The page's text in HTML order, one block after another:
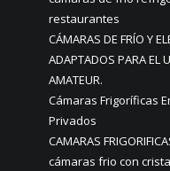
restaurantes
CÁMARAS DE FRÍO Y
ADAPTADOS PARA EL
AMATEUR.
Cámaras Frigoríficas
Privados
CAMARAS
cámaras frio con